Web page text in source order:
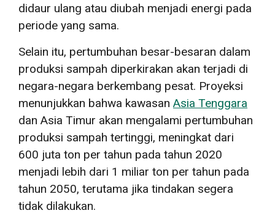
didaur ulang atau diubah menjadi energi pada
periode yang sama.
Selain itu, pertumbuhan besar-besaran dalam
produksi sampah diperkirakan akan terjadi di
negara-negara berkembang pesat. Proyeksi
menunjukkan bahwa kawasan Asia Tenggara
dan Asia Timur akan mengalami pertumbuhan
produksi sampah tertinggi, meningkat dari
600 juta ton per tahun pada tahun 2020
menjadi lebih dari 1 miliar ton per tahun pada
tahun 2050, terutama jika tindakan segera
tidak dilakukan.